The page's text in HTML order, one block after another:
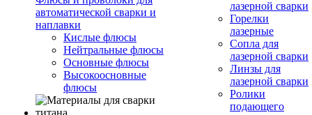
автоматической сварки и
наплавки
Кислые флюсы
Нейтральные флюсы
Основные флюсы
Высокоосновные
флюсы
лазерной сварки
Горелки
лазерные
Сопла для
лазерной сварки
Линзы для
лазерной сварки
Ролики
подающего